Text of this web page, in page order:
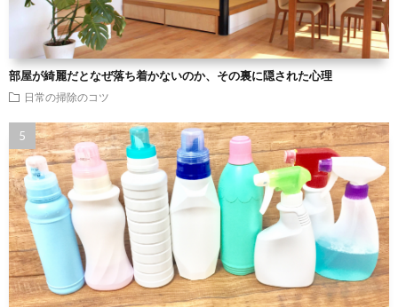
部屋が綺麗だとなぜ落ち着かないのか、その裏に隠された心理
日常の掃除のコツ